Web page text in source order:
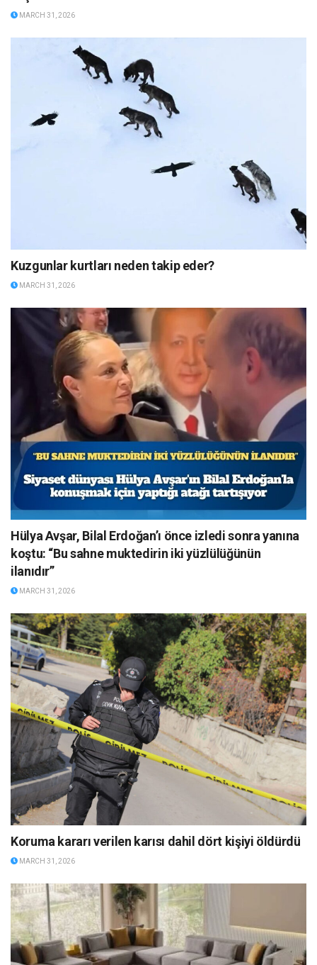
MARCH 31, 2026
Kuzgunlar kurtları neden takip eder?
MARCH 31, 2026
Hülya Avşar, Bilal Erdoğan’ı önce izledi sonra yanına
koştu: “Bu sahne muktedirin iki yüzlülüğünün
ilanıdır”
MARCH 31, 2026
Koruma kararı verilen karısı dahil dört kişiyi öldürdü
MARCH 31, 2026